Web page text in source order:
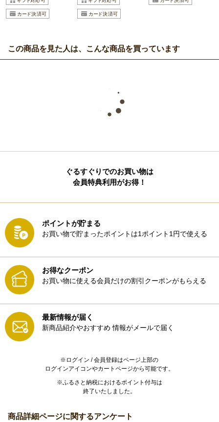
この商品を見た人は、こんな商品を買っています
ぐるすぐりでのお買い物は
会員特典利用がお得！
ポイントが貯まる
お買い物で貯まったポイントは1ポイント1円で使える
お得なクーポン
お買い物に使える会員だけの割引クーポンがもらえる
最新情報が届く
新商品紹介やおすすめ 情報がメールで届く
※ログイン / 会員登録はページ上部の
ログインアイコンやカートページから可能です。
※ふるさと納税におけるポイント付与は
終了いたしました。
商品詳細ページに関するアンケート